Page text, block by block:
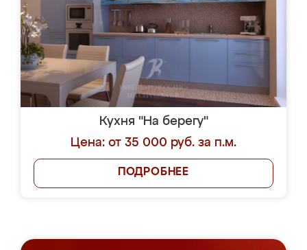
Кухня "На берегу"
Цена: от 35 000 руб. за п.м.
ПОДРОБНЕЕ